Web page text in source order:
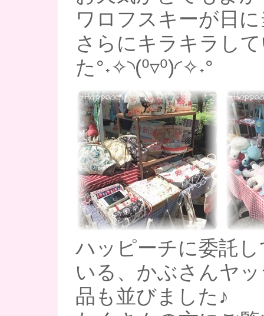
ワロフスキーが日
さらにキラキラし
た°˖✧◝(⁰▿⁰)◜✧˖°
ハッピーチに委託
いる、かぶさんヤ
品も並びました♪